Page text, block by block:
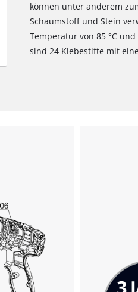
können unter anderem
Schaumstoff und Stein
Temperatur von 85 °C
sind 24 Klebestifte mit